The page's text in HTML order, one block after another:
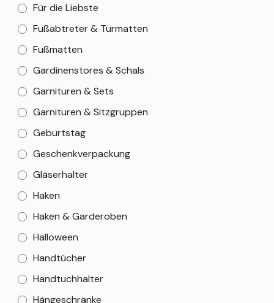
Für die Liebste
Fußabtreter & Türmatten
Fußmatten
Gardinenstores & Schals
Garnituren & Sets
Garnituren & Sitzgruppen
Geburtstag
Geschenkverpackung
Gläserhalter
Haken
Haken & Garderoben
Halloween
Handtücher
Handtuchhalter
Hängeschränke